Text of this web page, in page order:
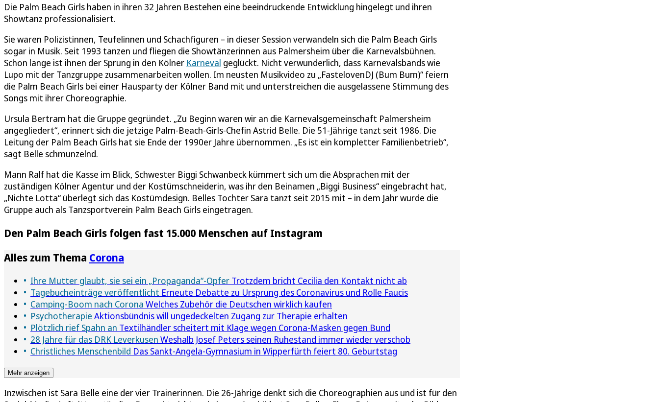
Die Palm Beach Girls haben in ihren 32 Jahren Bestehen eine beeindruckende Entwicklung hingelegt und ihren
Showtanz professionalisiert.
Sie waren Polizistinnen, Teufelinnen und Schachfiguren – in dieser Session verwandeln sich die Palm Beach Girls
sogar in Musik. Seit 1993 tanzen und fliegen die Showtänzerinnen aus Palmersheim über die Karnevalsbühnen.
Schon lange ist ihnen der Sprung in den Kölner Karneval geglückt. Nicht verwunderlich, dass Karnevalsbands wie
Lupo mit der Tanzgruppe zusammenarbeiten wollen. Im neusten Musikvideo zu „FastelovenDJ (Bum Bum)“ feiern
die Palm Beach Girls bei einer Hausparty der Kölner Band mit und unterstreichen die ausgelassene Stimmung des
Songs mit ihrer Choreographie.
Ursula Bertram hat die Gruppe gegründet. „Zu Beginn waren wir an die Karnevalsgemeinschaft Palmersheim
angegliedert“, erinnert sich die jetzige Palm-Beach-Girls-Chefin Astrid Belle. Die 51-Jährige tanzt seit 1986. Die
Leitung der Palm Beach Girls hat sie Ende der 1990er Jahre übernommen. „Es ist ein kompletter Familienbetrieb“,
sagt Belle schmunzelnd.
Mann Ralf hat die Kasse im Blick, Schwester Biggi Schwanbeck kümmert sich um die Absprachen mit der
zuständigen Kölner Agentur und der Kostümschneiderin, was ihr den Beinamen „Biggi Business“ eingebracht hat,
„Nichte Lotta“ überlegt sich das Kostümdesign. Belles Tochter Sara tanzt seit 2015 mit – in dem Jahr wurde die
Gruppe auch als Tanzsportverein Palm Beach Girls eingetragen.
Den Palm Beach Girls folgen fast 15.000 Menschen auf Instagram
Alles zum Thema Corona
Ihre Mutter glaubt, sie sei ein „Propaganda“-Opfer Trotzdem bricht Cecilia den Kontakt nicht ab
Tagebucheinträge veröffentlicht Erneute Debatte zu Ursprung des Coronavirus und Rolle Faucis
Camping-Boom nach Corona Welches Zubehör die Deutschen wirklich kaufen
Psychotherapie Aktionsbündnis will ungedeckelten Zugang zur Therapie erhalten
Plötzlich rief Spahn an Textilhändler scheitert mit Klage wegen Corona-Masken gegen Bund
28 Jahre für das DRK Leverkusen Weshalb Josef Peters seinen Ruhestand immer wieder verschob
Christliches Menschenbild Das Sankt-Angela-Gymnasium in Wipperfürth feiert 80. Geburtstag
Mehr anzeigen
Inzwischen ist Sara Belle eine der vier Trainerinnen. Die 26-Jährige denkt sich die Choreographien aus und ist für den